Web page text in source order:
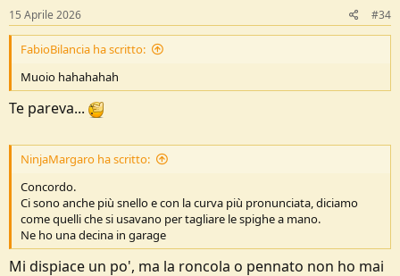
s
:
15 Aprile 2026 #34
FabioBilancia ha scritto:
Muoio hahahahah
Te pareva...
NinjaMargaro ha scritto:
Concordo.
Ci sono anche più snello e con la curva più pronunciata, diciamo
come quelli che si usavano per tagliare le spighe a mano.
Ne ho una decina in garage
Mi dispiace un po', ma la roncola o pennato non ho mai